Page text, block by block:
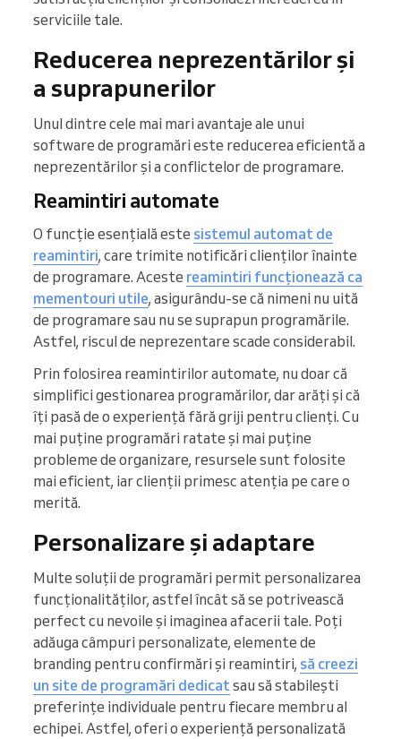
serviciile tale.
Reducerea neprezentărilor și
a suprapunerilor
Unul dintre cele mai mari avantaje ale unui
software de programări este reducerea eficientă a
neprezentărilor și a conflictelor de programare.
Reamintiri automate
O funcție esențială este sistemul automat de
reamintiri, care trimite notificări clienților înainte
de programare. Aceste reamintiri funcționează ca
mementouri utile, asigurându-se că nimeni nu uită
de programare sau nu se suprapun programările.
Astfel, riscul de neprezentare scade considerabil.
Prin folosirea reamintirilor automate, nu doar că
simplifici gestionarea programărilor, dar arăți și că
îți pasă de o experiență fără griji pentru clienți. Cu
mai puține programări ratate și mai puține
probleme de organizare, resursele sunt folosite
mai eficient, iar clienții primesc atenția pe care o
merită.
Personalizare și adaptare
Multe soluții de programări permit personalizarea
funcționalităților, astfel încât să se potrivească
perfect cu nevoile și imaginea afacerii tale. Poți
adăuga câmpuri personalizate, elemente de
branding pentru confirmări și reamintiri, să creezi
un site de programări dedicatsau să stabilești
preferințe individuale pentru fiecare membru al
echipei. Astfel, oferi o experiență personalizată